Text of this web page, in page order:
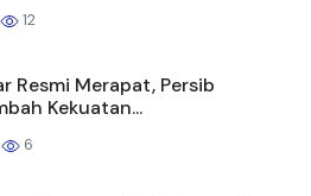
12
Resmi Merapat, Persib
Kekuatan...
6